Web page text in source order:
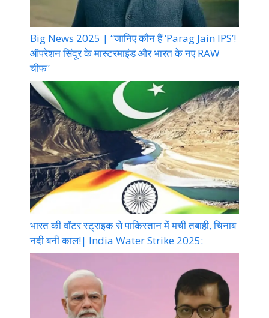
Big News 2025 | “जानिए कौन हैं ‘Parag Jain IPS’!
ऑपरेशन सिंदूर के मास्टरमाइंड और भारत के नए RAW
चीफ”
भारत की वॉटर स्ट्राइक से पाकिस्तान में मची तबाही, चिनाब
नदी बनी काल!| India Water Strike 2025: